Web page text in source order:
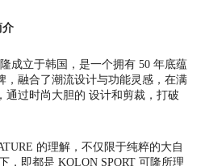
成立于韩国，是一个拥有 50 年底蕴
，融合了潮流设计与功能灵感，在满
通过时尚大胆的 设计和剪裁，打破
的理解，不仅限于纯粹的大自
，即都是 KOLON SPORT 可隆所理